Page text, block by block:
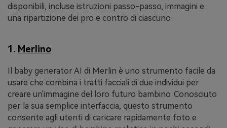
disponibili, incluse istruzioni passo-passo, immagini e
una ripartizione dei pro e contro di ciascuno.
1. Merlino
Il baby generator AI di Merlin è uno strumento facile da
usare che combina i tratti facciali di due individui per
creare un'immagine del loro futuro bambino. Conosciuto
per la sua semplice interfaccia, questo strumento
consente agli utenti di caricare rapidamente foto e